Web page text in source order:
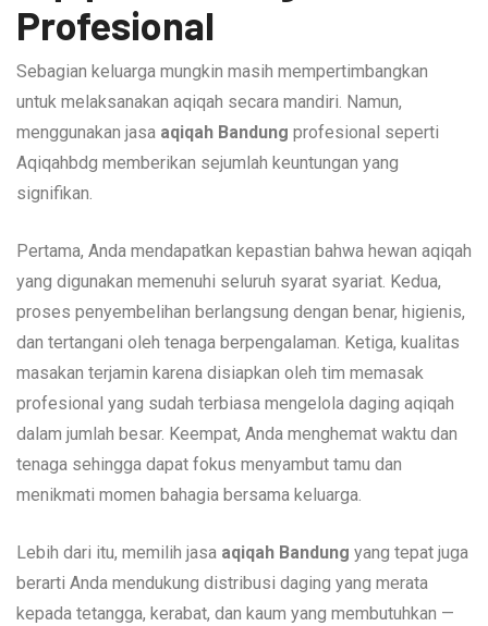
Profesional
Sebagian keluarga mungkin masih mempertimbangkan
untuk melaksanakan aqiqah secara mandiri. Namun,
menggunakan jasa aqiqah Bandung profesional seperti
Aqiqahbdg memberikan sejumlah keuntungan yang
signifikan.
Pertama, Anda mendapatkan kepastian bahwa hewan aqiqah
yang digunakan memenuhi seluruh syarat syariat. Kedua,
proses penyembelihan berlangsung dengan benar, higienis,
dan tertangani oleh tenaga berpengalaman. Ketiga, kualitas
masakan terjamin karena disiapkan oleh tim memasak
profesional yang sudah terbiasa mengelola daging aqiqah
dalam jumlah besar. Keempat, Anda menghemat waktu dan
tenaga sehingga dapat fokus menyambut tamu dan
menikmati momen bahagia bersama keluarga.
Lebih dari itu, memilih jasa aqiqah Bandung yang tepat juga
berarti Anda mendukung distribusi daging yang merata
kepada tetangga, kerabat, dan kaum yang membutuhkan —